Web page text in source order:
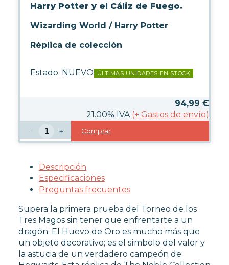
MODA
REGALOS FRIKIS
PAPELERÍA
OUTLET
Harry Potter y el Cáliz de Fuego.
Wizarding World / Harry Potter
Réplica de colección
Estado: NUEVO ÚLTIMAS UNIDADES EN STOCK
94,99 €
21.00% IVA (+ Gastos de envío)
- + Comprar
Descripción
Especificaciones
Preguntas frecuentes
Supera la primera prueba del Torneo de los
Tres Magos sin tener que enfrentarte a un
dragón. El Huevo de Oro es mucho más que
un objeto decorativo; es el símbolo del valor y
la astucia de un verdadero campeón de